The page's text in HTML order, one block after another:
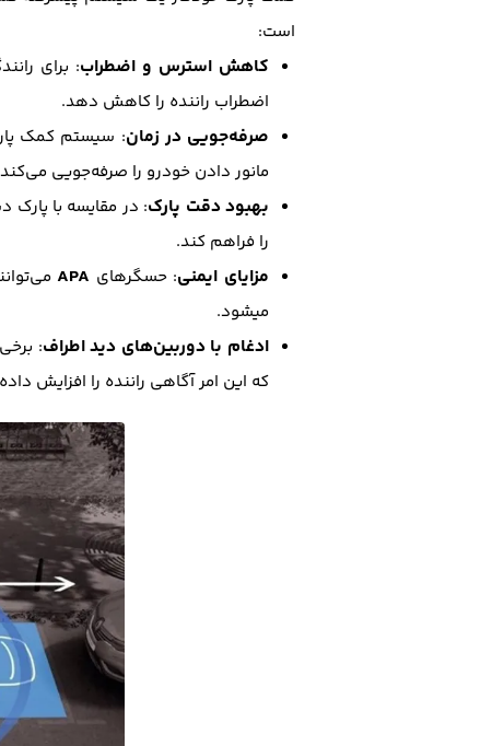
است:
کاهش استرس و اضطراب: برای
اضطراب راننده را کاهش دهد.
صرفه‌جویی در زمان: سیستم کمک
مانور دادن خودرو را صرفه‌جویی
بهبود دقت پارک: در مقایسه با پارک
را فراهم کند.
مزایای ایمنی: حسگرهای APA
میشود.
ادغام با دوربین‌های دید اطراف:
که این امر آگاهی راننده را افزایش